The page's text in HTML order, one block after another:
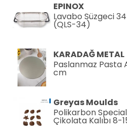
EPINOX
Lavabo Süzgeci
(QLS-34)
KARADAĞ METAL
Paslanmaz Pasta
cm
Greyas Moulds
Polikarbon
Çikolata Kalıbı 8-
Cm-3416